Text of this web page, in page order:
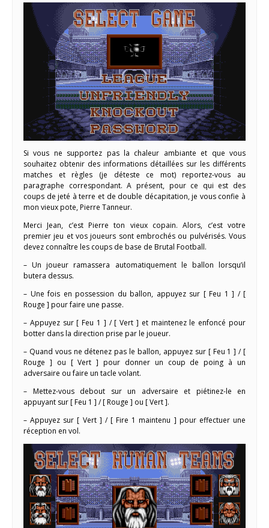
Si vous ne supportez pas la chaleur ambiante et que vous
souhaitez obtenir des informations détaillées sur les différents
matches et règles (je déteste ce mot) reportez-vous au
paragraphe correspondant. A présent, pour ce qui est des
coups de jeté à terre et de double décapitation, je vous confie à
mon vieux pote, Pierre Tanneur.
Merci Jean, c’est Pierre ton vieux copain. Alors, c’est votre
premier jeu et vos joueurs sont embrochés ou pulvérisés. Vous
devez connaître les coups de base de Brutal Football.
– Un joueur ramassera automatiquement le ballon lorsqu’il
butera dessus.
– Une fois en possession du ballon, appuyez sur [ Feu 1 ] / [
Rouge ] pour faire une passe.
– Appuyez sur [ Feu 1 ] / [ Vert ] et maintenez le enfoncé pour
botter dans la direction prise par le joueur.
– Quand vous ne détenez pas le ballon, appuyez sur [ Feu 1 ] / [
Rouge ] ou [ Vert ] pour donner un coup de poing à un
adversaire ou faire un tacle volant.
– Mettez-vous debout sur un adversaire et piétinez-le en
appuyant sur [ Feu 1 ] / [ Rouge ] ou [ Vert ].
– Appuyez sur [ Vert ] / [ Fire 1 maintenu ] pour effectuer une
réception en vol.